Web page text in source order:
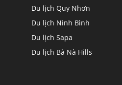
Du lịch Quy Nhơn
Du lịch Ninh Bình
Du lịch Sapa
Du lịch Bà Nà Hills